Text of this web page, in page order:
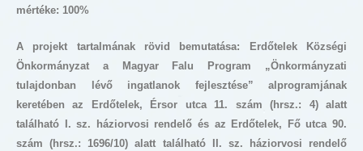
mértéke: 100%
A projekt tartalmának rövid bemutatása: Erdőtelek Községi
Önkormányzat a Magyar Falu Program „Önkormányzati
tulajdonban lévő ingatlanok fejlesztése” alprogramjának
keretében az Erdőtelek, Érsor utca 11. szám (hrsz.: 4) alatt
található I. sz. háziorvosi rendelő és az Erdőtelek, Fő utca 90.
szám (hrsz.: 1696/10) alatt található II. sz. háziorvosi rendelő